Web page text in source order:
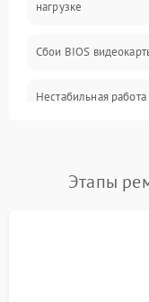
Электропитание
ПО
Электронные
Общие поломки
нагрузке
Сбои BIOS
Нестабильная работа
Этапы